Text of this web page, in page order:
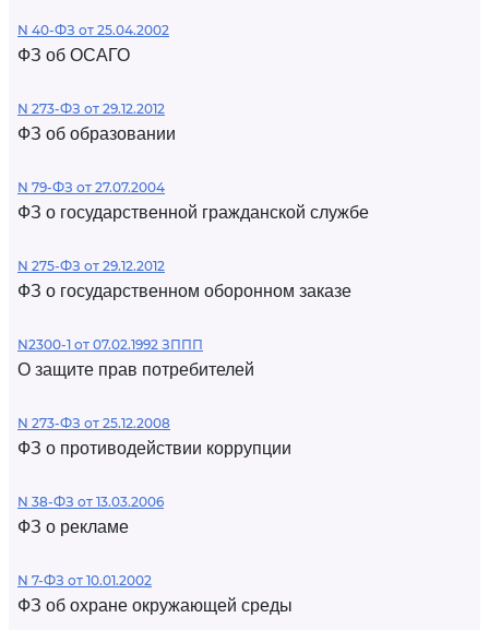
N 40-ФЗ от 25.04.2002
ФЗ об ОСАГО
N 273-ФЗ от 29.12.2012
ФЗ об образовании
N 79-ФЗ от 27.07.2004
ФЗ о государственной гражданской службе
N 275-ФЗ от 29.12.2012
ФЗ о государственном оборонном заказе
N2300-1 от 07.02.1992 ЗППП
О защите прав потребителей
N 273-ФЗ от 25.12.2008
ФЗ о противодействии коррупции
N 38-ФЗ от 13.03.2006
ФЗ о рекламе
N 7-ФЗ от 10.01.2002
ФЗ об охране окружающей среды